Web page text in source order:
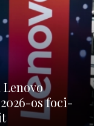
os foci-